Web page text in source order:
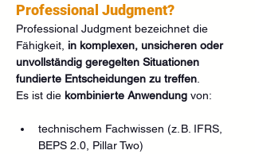
Professional Judgment?
Professional Judgment bezeichnet die
Fähigkeit, in komplexen, unsicheren oder
unvollständig geregelten Situationen
fundierte Entscheidungen zu treffen
Es ist die kombinierte Anwendung von:
technischem Fachwissen (z. B. IFRS,
BEPS 2.0, Pillar Two)